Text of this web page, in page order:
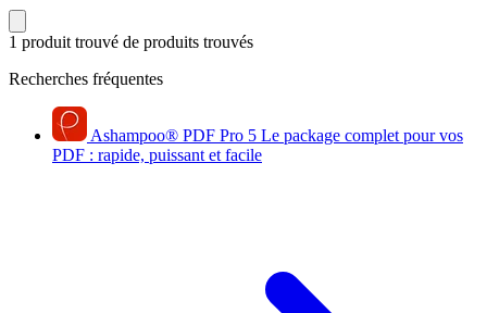
1 produit trouvé de produits trouvés
Recherches fréquentes
Ashampoo® PDF Pro 5 Le package complet pour vos
PDF : rapide, puissant et facile